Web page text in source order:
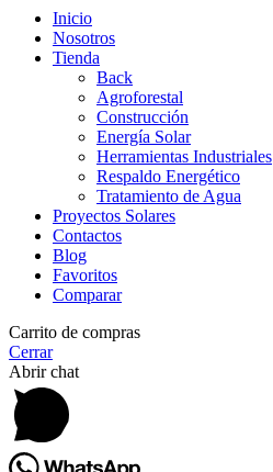
Inicio
Nosotros
Tienda
Back
Agroforestal
Construcción
Energía Solar
Herramientas Industriales
Respaldo Energético
Tratamiento de Agua
Proyectos Solares
Contactos
Blog
Favoritos
Comparar
Carrito de compras
Cerrar
Abrir chat